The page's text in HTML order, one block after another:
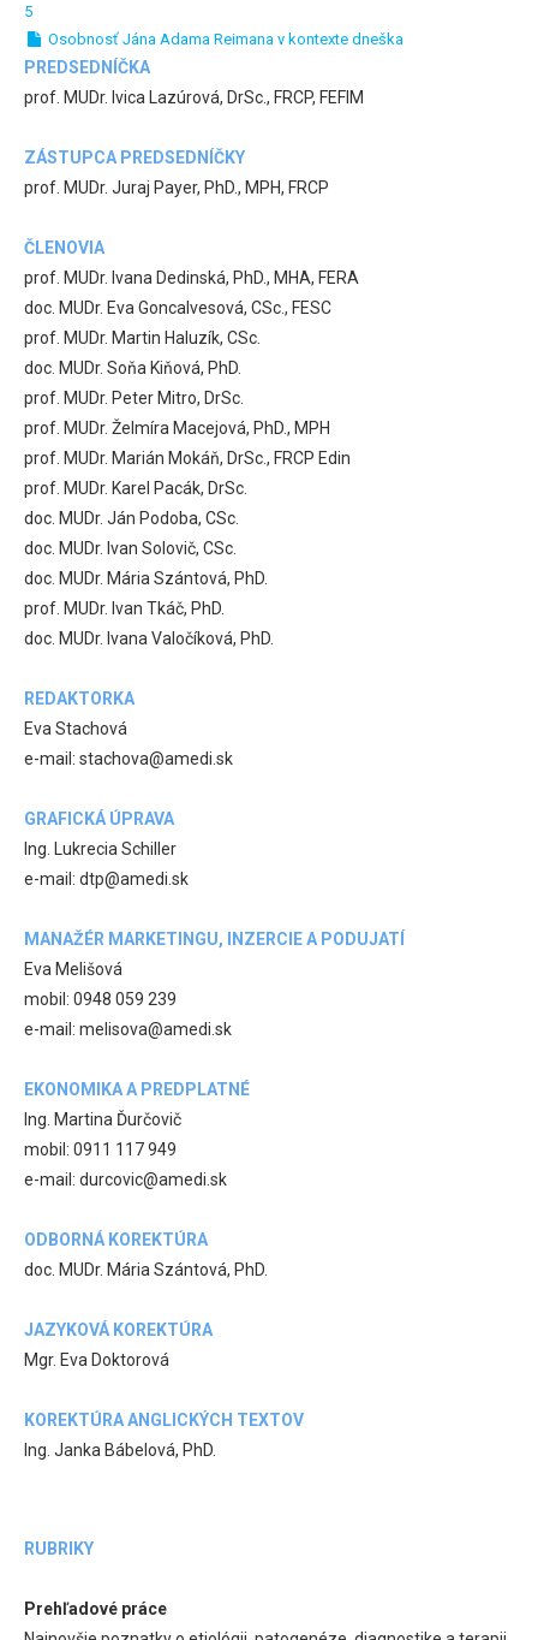
5
Osobnosť Jána Adama Reimana v kontexte dneška
PREDSEDNÍČKA
prof. MUDr. Ivica Lazúrová, DrSc., FRCP, FEFIM
ZÁSTUPCA PREDSEDNÍČKY
prof. MUDr. Juraj Payer, PhD., MPH, FRCP
ČLENOVIA
prof. MUDr. Ivana Dedinská, PhD., MHA, FERA
doc. MUDr. Eva Goncalvesová, CSc., FESC
prof. MUDr. Martin Haluzík, CSc.
doc. MUDr. Soňa Kiňová, PhD.
prof. MUDr. Peter Mitro, DrSc.
prof. MUDr. Želmíra Macejová, PhD., MPH
prof. MUDr. Marián Mokáň, DrSc., FRCP Edin
prof. MUDr. Karel Pacák, DrSc.
doc. MUDr. Ján Podoba, CSc.
doc. MUDr. Ivan Solovič, CSc.
doc. MUDr. Mária Szántová, PhD.
prof. MUDr. Ivan Tkáč, PhD.
doc. MUDr. Ivana Valočíková, PhD.
REDAKTORKA
Eva Stachová
e-mail: stachova@amedi.sk
GRAFICKÁ ÚPRAVA
Ing. Lukrecia Schiller
e-mail: dtp@amedi.sk
MANAŽÉR MARKETINGU, INZERCIE A PODUJATÍ
Eva Melišová
mobil: 0948 059 239
e-mail: melisova@amedi.sk
EKONOMIKA A PREDPLATNÉ
Ing. Martina Ďurčovič
mobil: 0911 117 949
e-mail: durcovic@amedi.sk
ODBORNÁ KOREKTÚRA
doc. MUDr. Mária Szántová, PhD.
JAZYKOVÁ KOREKTÚRA
Mgr. Eva Doktorová
KOREKTÚRA ANGLICKÝCH TEXTOV
Ing. Janka Bábelová, PhD.
RUBRIKY
Prehľadové práce